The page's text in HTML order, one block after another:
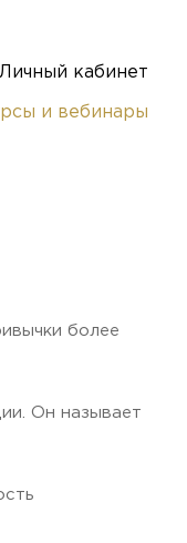
кабинет
и вебинары
более
Он называет